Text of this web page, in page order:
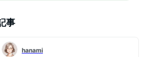
事
hanami